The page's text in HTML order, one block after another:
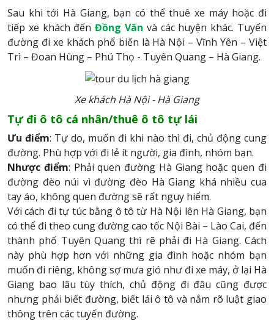
Sau khi tới Hà Giang, bạn có thể thuê xe máy hoặc đi
tiếp xe khách đếnĐồng Văn và các huyện khác. Tuyến
đường đi xe khách phổ biến là Hà Nội – Vĩnh Yên – Việt
Trì – Đoan Hùng – Phú Thọ - Tuyên Quang – Hà Giang.
Xe khách Hà Nội - Hà Giang
Tự đi ô tô cá nhân/thuê ô tô tự lái
Ưu điểm: Tự do, muốn đi khi nào thì đi, chủ động cung
đường. Phù hợp với đi lẻ ít người, gia đình, nhóm bạn.
Nhược điểm: Phải quen đường Hà Giang hoặc quen đi
đường đèo núi vì đường đèo Hà Giang khá nhiều cua
tay áo, không quen đường sẽ rất nguy hiểm.
Với cách đi tự túc bằng ô tô từ Hà Nội lên Hà Giang, bạn
có thể đi theo cung đường cao tốc Nội Bài – Lào Cai, đến
thành phố Tuyên Quang thì rẽ phải đi Hà Giang. Cách
này phù hợp hơn với những gia đình hoặc nhóm bạn
muốn đi riêng, không sợ mưa gió như đi xe máy, ở lại Hà
Giang bao lâu tùy thích, chủ động đi đâu cũng được
nhưng phải biết đường, biết lái ô tô và nắm rõ luật giao
thông trên các tuyến đường.